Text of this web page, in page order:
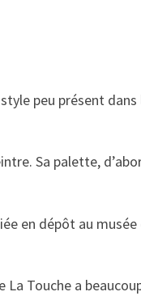
peu présent
Sa palette,
en dépôt au musée
La Touche a